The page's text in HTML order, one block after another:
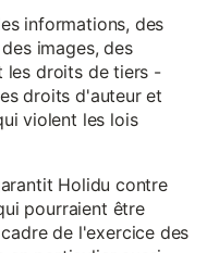
informations, des
images, des
les droits de tiers -
droits d'auteur et
violent les lois
Holidu contre
pourraient être
de l'exercice des